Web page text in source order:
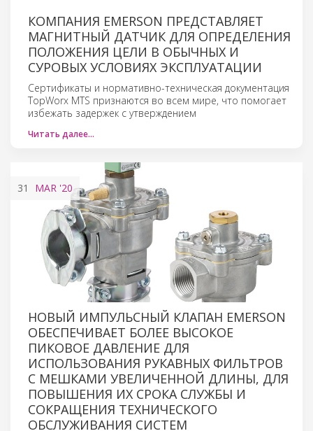
КОМПАНИЯ EMERSON ПРЕДСТАВЛЯЕТ
МАГНИТНЫЙ ДАТЧИК ДЛЯ ОПРЕДЕЛЕНИЯ
ПОЛОЖЕНИЯ ЦЕЛИ В ОБЫЧНЫХ И
СУРОВЫХ УСЛОВИЯХ ЭКСПЛУАТАЦИИ
Сертификаты и нормативно-техническая документация
TopWorx MTS признаются во всем мире, что помогает
избежать задержек с утверждением
Читать далее…
31 MAR '20
НОВЫЙ ИМПУЛЬСНЫЙ КЛАПАН EMERSON
ОБЕСПЕЧИВАЕТ БОЛЕЕ ВЫСОКОЕ
ПИКОВОЕ ДАВЛЕНИЕ ДЛЯ
ИСПОЛЬЗОВАНИЯ РУКАВНЫХ ФИЛЬТРОВ
С МЕШКАМИ УВЕЛИЧЕННОЙ ДЛИНЫ, ДЛЯ
ПОВЫШЕНИЯ ИХ СРОКА СЛУЖБЫ И
СОКРАЩЕНИЯ ТЕХНИЧЕСКОГО
ОБСЛУЖИВАНИЯ СИСТЕМ